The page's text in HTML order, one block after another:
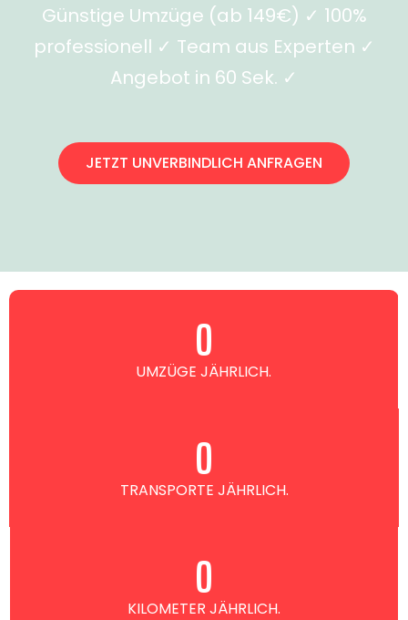
Günstige Umzüge (ab 149€) ✓ 100%
professionell ✓ Team aus Experten ✓
Angebot in 60 Sek. ✓
JETZT UNVERBINDLICH ANFRAGEN
UMZÜGE JÄHRLICH.
0
TRANSPORTE JÄHRLICH.
0
KILOMETER JÄHRLICH.
0